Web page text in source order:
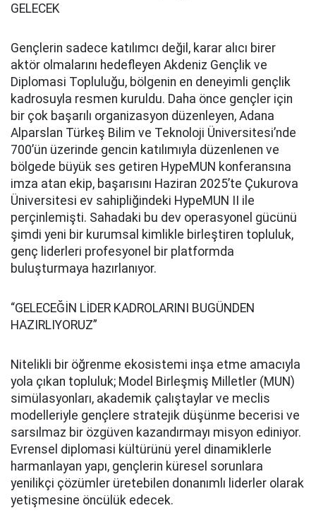
GELECEK
Gençlerin sadece katılımcı değil, karar alıcı birer
aktör olmalarını hedefleyen Akdeniz Gençlik ve
Diplomasi Topluluğu, bölgenin en deneyimli gençlik
kadrosuyla resmen kuruldu. Daha önce gençler için
bir çok başarılı organizasyon düzenleyen, Adana
Alparslan Türkeş Bilim ve Teknoloji Üniversitesi’nde
700’ün üzerinde gencin katılımıyla düzenlenen ve
bölgede büyük ses getiren HypeMUN konferansına
imza atan ekip, başarısını Haziran 2025’te Çukurova
Üniversitesi ev sahipliğindeki HypeMUN II ile
perçinlemişti. Sahadaki bu dev operasyonel gücünü
şimdi yeni bir kurumsal kimlikle birleştiren topluluk,
genç liderleri profesyonel bir platformda
buluşturmaya hazırlanıyor.
“GELECEĞİN LİDER KADROLARINI BUGÜNDEN
HAZIRLIYORUZ”
Nitelikli bir öğrenme ekosistemi inşa etme amacıyla
yola çıkan topluluk; Model Birleşmiş Milletler (MUN)
simülasyonları, akademik çalıştaylar ve meclis
modelleriyle gençlere stratejik düşünme becerisi ve
sarsılmaz bir özgüven kazandırmayı misyon ediniyor.
Evrensel diplomasi kültürünü yerel dinamiklerle
harmanlayan yapı, gençlerin küresel sorunlara
yenilikçi çözümler üretebilen donanımlı liderler olarak
yetişmesine öncülük edecek.